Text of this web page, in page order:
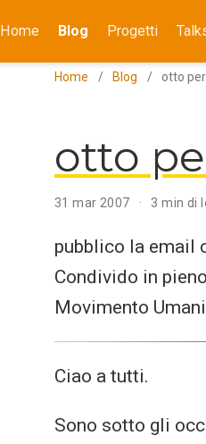
Home Blog Progetti
Home Blog otto
otto
31 mar 2007 3 min di
pubblico la email
Condivido in
Movimento
Ciao a tutti.
Sono sotto gli